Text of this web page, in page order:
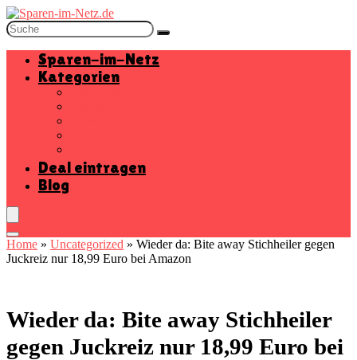
Sparen-im-Netz
Kategorien
Deal eintragen
Blog
Home » Uncategorized » Wieder da: Bite away Stichheiler gegen
Juckreiz nur 18,99 Euro bei Amazon
Wieder da: Bite away Stichheiler
gegen Juckreiz nur 18,99 Euro bei